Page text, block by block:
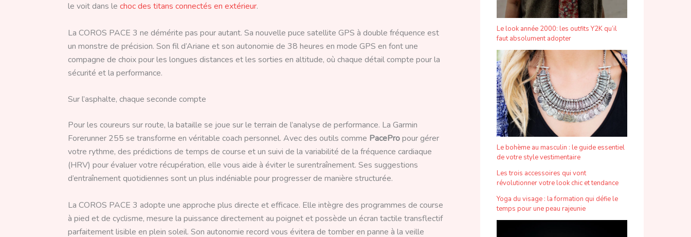
le voit dans le choc des titans connectés en extérieur.
La COROS PACE 3 ne démérite pas pour autant. Sa nouvelle puce satellite GPS à double fréquence est
un monstre de précision. Son fil d’Ariane et son autonomie de 38 heures en mode GPS en font une
compagne de choix pour les longues distances et les sorties en altitude, où chaque détail compte pour la
sécurité et la performance.
Sur l’asphalte, chaque seconde compte
Pour les coureurs sur route, la bataille se joue sur le terrain de l’analyse de performance. La Garmin
Forerunner 255 se transforme en véritable coach personnel. Avec des outils comme PacePropour gérer
votre rythme, des prédictions de temps de course et un suivi de la variabilité de la fréquence cardiaque
(HRV) pour évaluer votre récupération, elle vous aide à éviter le surentraînement. Ses suggestions
d’entraînement quotidiennes sont un plus indéniable pour progresser de manière structurée.
La COROS PACE 3 adopte une approche plus directe et efficace. Elle intègre des programmes de course
à pied et de cyclisme, mesure la puissance directement au poignet et possède un écran tactile transflectif
parfaitement lisible en plein soleil. Son autonomie record vous évitera de tomber en panne à la veille
Le look année 2000: les outfits Y2K qu’il
faut absolument adopter
Le bohème au masculin : le guide essentiel
de votre style vestimentaire
Les trois accessoires qui vont
révolutionner votre look chic et tendance
Yoga du visage : la formation qui défie le
temps pour une peau rajeunie